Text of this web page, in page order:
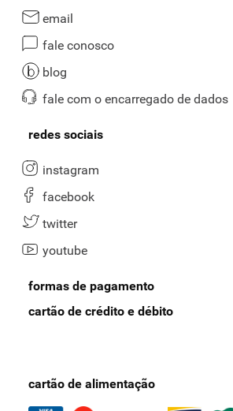
email
fale conosco
blog
fale com o encarregado de dados
redes sociais
instagram
facebook
twitter
youtube
formas de pagamento
cartão de crédito e débito
cartão de alimentação